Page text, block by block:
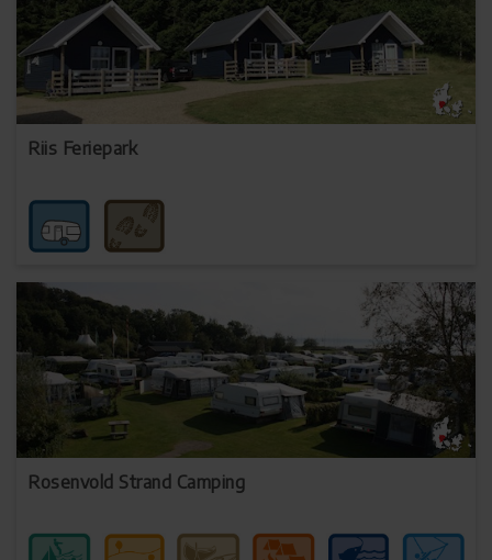
Riis Feriepark
Rosenvold Strand Camping